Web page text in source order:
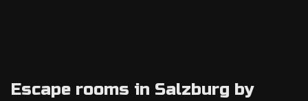
Escape rooms in Salzburg by